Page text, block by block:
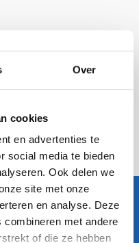
Over
cookies
en advertenties te
social media te bieden
Ook delen we
site met onze
en analyse. Deze
combineren met andere
of die ze hebben
80